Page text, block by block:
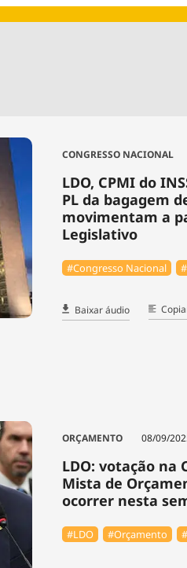
CONGRESSO NACIONAL
LDO, CPMI do
PL da bagagem
movimentam a
Legislativo
#Congresso Nacional
Baixar áudio
ORÇAMENTO 08/09/
LDO: votação na
Mista de
ocorrer nesta
#LDO #Orçamento